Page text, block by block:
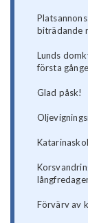
biträdande
Lunds
första
Glad påsk!
Förvärv av